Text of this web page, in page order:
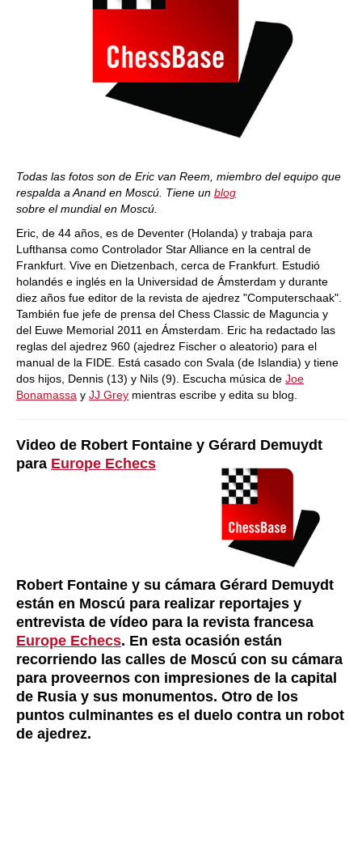
Todas las fotos son de Eric van Reem, miembro del equipo que
respalda a Anand en Moscú. Tiene un blog
sobre el mundial en Moscú.
Eric, de 44 años, es de Deventer (Holanda) y trabaja para
Lufthansa como Controlador Star Alliance en la central de
Frankfurt. Vive en Dietzenbach, cerca de Frankfurt. Estudió
holandés e inglés en la Universidad de Ámsterdam y durante
diez años fue editor de la revista de ajedrez "Computerschaak".
También fue jefe de prensa del Chess Classic de Maguncia y
del Euwe Memorial 2011 en Ámsterdam. Eric ha redactado las
reglas del ajedrez 960 (ajedrez Fischer o aleatorio) para el
manual de la FIDE. Está casado con Svala (de Islandia) y tiene
dos hijos, Dennis (13) y Nils (9). Escucha música de Joe
Bonamassa y JJ Grey mientras escribe y edita su blog.
Video de Robert Fontaine y Gérard Demuydt
para Europe Echecs
Robert Fontaine y su cámara Gérard Demuydt
están en Moscú para realizar reportajes y
entrevista de vídeo para la revista francesa
Europe Echecs. En esta ocasión están
recorriendo las calles de Moscú con su cámara
para proveernos con impresiones de la capital
de Rusia y sus monumentos. Otro de los
puntos culminantes es el duelo contra un robot
de ajedrez.